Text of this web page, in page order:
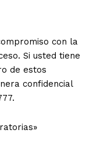
con la
Si usted tiene
de estos
confidencial